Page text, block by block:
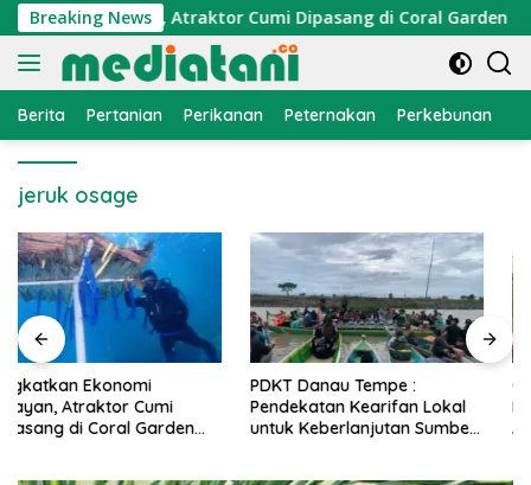
Langsung
ke
konten
Breaking News
Nelayan, Atraktor Cumi Dipasang di Coral Garden
Berita Pertanian Perikanan Peternakan Perkebunan
jeruk osage
PDKT Danau Tempe :
Pendekatan Kearifan Lokal
untuk Keberlanjutan Sumber
Cara Mengatasi Penyakit
PMK pada Sapi Perah Secara
Alami dan Medis